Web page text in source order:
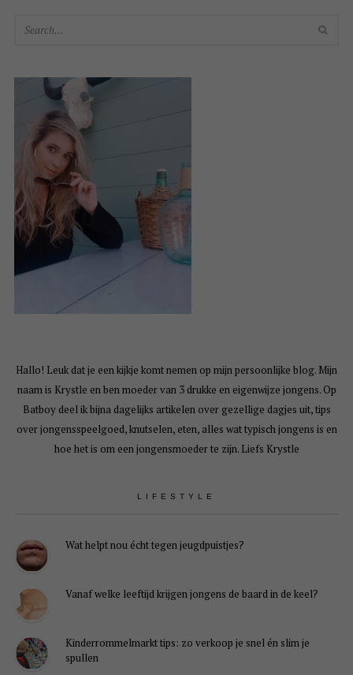
Hallo! Leuk dat je een kijkje komt nemen op mijn persoonlijke blog. Mijn
naam is Krystle en ben moeder van 3 drukke en eigenwijze jongens. Op
Batboy deel ik bijna dagelijks artikelen over gezellige dagjes uit, tips
over jongensspeelgoed, knutselen, eten, alles wat typisch jongens is en
hoe het is om een jongensmoeder te zijn. Liefs Krystle
LIFESTYLE
Wat helpt nou écht tegen jeugdpuistjes?
Vanaf welke leeftijd krijgen jongens de baard in de keel?
Kinderrommelmarkt tips: zo verkoop je snel én slim je
spullen